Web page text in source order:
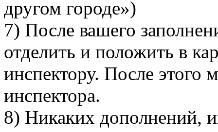
другом городе»)
7) После вашего
отделить и положить в
инспектору. После этого
инспектора.
8) Никаких дополнений,